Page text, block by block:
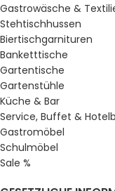
Gastrowäsche &
Stehtischhussen
Biertischgarnituren
Banketttische
Gartentische
Gartenstühle
Küche & Bar
Service, Buffet &
Gastromöbel
Schulmöbel
Sale %